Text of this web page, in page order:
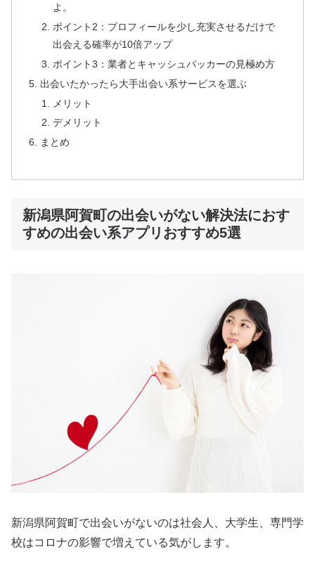
よ。
ポイント2：プロフィールを少し充実させるだけで
出会える確率が10倍アップ
ポイント3：業者とキャッシュバッカーの見極め方
出会いたかったら大手出会い系サービスを選ぶ
メリット
デメリット
まとめ
新潟県阿賀町の出会いがない解決法におす
すめの出会い系アプリおすすめ5選
新潟県阿賀町で出会いがないのは社会人、大学生、専門学
校はコロナの影響で増えている気がします。